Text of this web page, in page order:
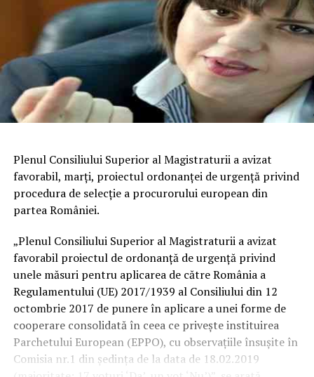
Plenul Consiliului Superior al Magistraturii a avizat
favorabil, marţi, proiectul ordonanţei de urgenţă privind
procedura de selecţie a procurorului european din
partea României.
„Plenul Consiliului Superior al Magistraturii a avizat
favorabil proiectul de ordonanţă de urgenţă privind
unele măsuri pentru aplicarea de către România a
Regulamentului (UE) 2017/1939 al Consiliului din 12
octombrie 2017 de punere în aplicare a unei forme de
cooperare consolidată în ceea ce priveşte instituirea
Parchetului European (EPPO), cu observaţiile însuşite în
Comisia nr.1 din şedinţa de la data de 18.02.2019